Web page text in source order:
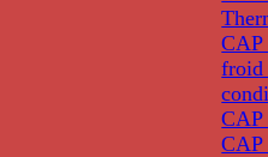
CAP
froid
CAP
CAP